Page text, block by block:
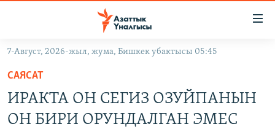
Навигацияга
өтүңүз
Издөөгө
салыңыз
7-Август, 2026-жыл, жума, Бишкек убактысы 05:45
САЯСАТ
ИРАКТА ОН СЕГИЗ ОЗУЙПАНЫН
ОН БИРИ ОРУНДАЛГАН ЭМЕС